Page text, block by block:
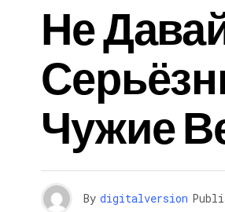
Не
Чужие
By digitalversion